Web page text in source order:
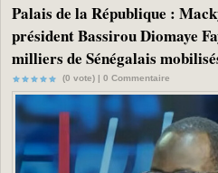
Palais de la République :
président Bassirou Diomaye
milliers de Sénégalais
(0 vote) | 0 Commentaire